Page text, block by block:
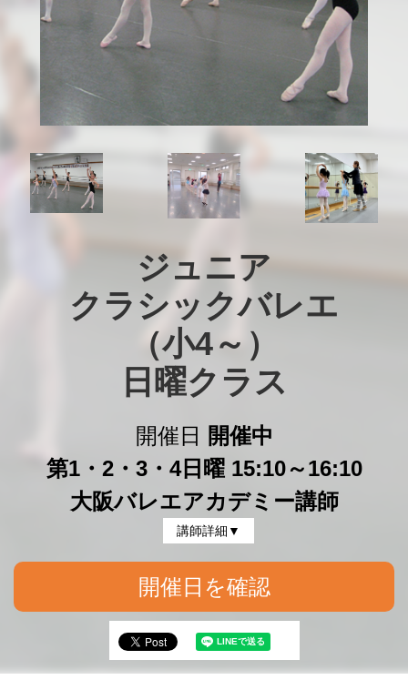
ジュニア
クラシックバレエ
（小4～）
日曜クラス
開催日
開催中
第1・2・3・4日曜 15:10～16:10
大阪バレエアカデミー講師
講師詳細▼
開催日を確認